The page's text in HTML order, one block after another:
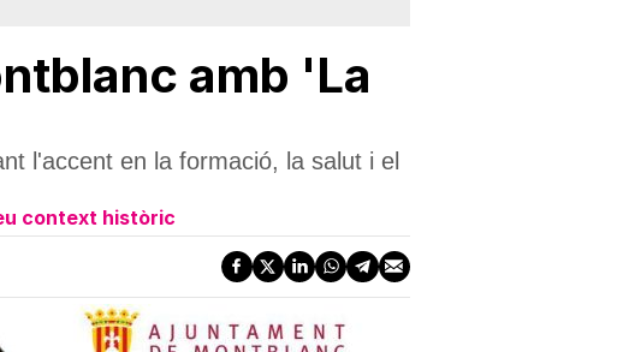
amb 'La
l'accent en la formació, la salut i el
context històric